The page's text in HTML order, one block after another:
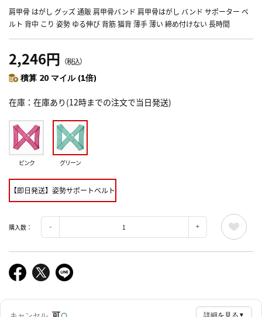
肩甲骨 はがし グッズ 通販 肩甲骨バンド 肩甲骨はがし バンド サポーター ベ
ルト 背中 こり 姿勢 ゆる伸び 背筋 猫背 薄手 薄い 締め付けない 長時間
2,246円 （税込）
積算 20 マイル (1倍)
在庫 在庫あり(12時までの注文で当日発送)
ピンク グリーン
【即日発送】姿勢サポートベルト
購入数：
可 ▼